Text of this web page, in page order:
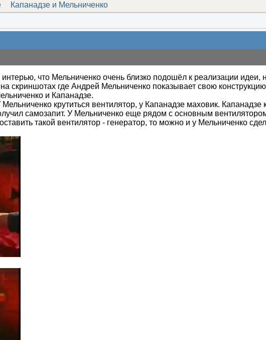
Капанадзе и Мельниченко
что Мельниченко очень близко подошёл к реализации идеи,
скриншотах где Андрей Мельниченко показывает свою
и Капанадзе.
крутиться вентилятор, у Капанадзе маховик. Капанадзе
самозапит. У Мельниченко еще рядом с основным
такой вентилятор - генератор, то можно и у Мельниченко